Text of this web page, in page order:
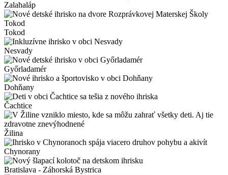
Zalahaláp
Tokod
Nesvady
Győrladamér
Dohňany
Čachtice
Žilina
Chynorany
Bratislava - Záhorská Bystrica